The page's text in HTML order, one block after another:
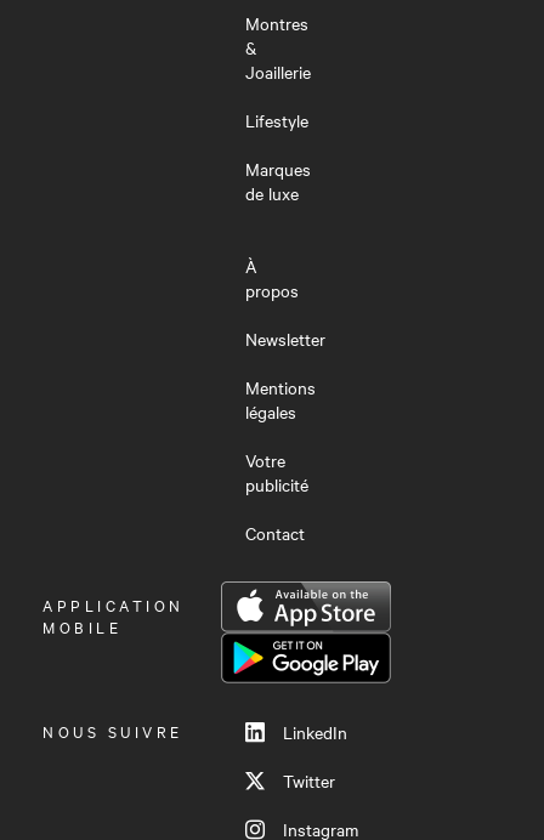
Montres
&
Joaillerie
Lifestyle
Marques
de luxe
À
propos
Newsletter
Mentions
légales
Votre
publicité
Contact
OUVRIR
LE
APPLICATION
MOBILE
NOUS SUIVRE
LinkedIn
Twitter
Instagram